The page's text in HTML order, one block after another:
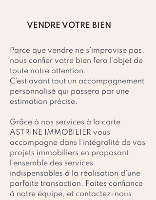
VENDRE VOTRE BIEN
Parce que vendre ne s’improvise pas,
nous confier votre bien fera l’objet de
toute notre attention.
C’est avant tout un accompagnement
personnalisé qui passera par une
estimation précise.
Grâce à nos services à la carte
ASTRINE IMMOBILIER vous
accompagne dans l’intégralité de vos
projets immobiliers en proposant
l’ensemble des services
indispensables à la réalisation d’une
parfaite transaction. Faites confiance
à notre équipe, et contactez-nous